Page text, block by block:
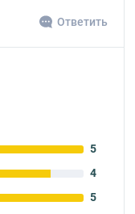
Ответить
5
4
5